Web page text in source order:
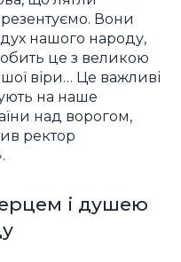
Вони
нашого народу,
це з великою
віри… Це важливі
на наше
над ворогом,
ректор
і душею